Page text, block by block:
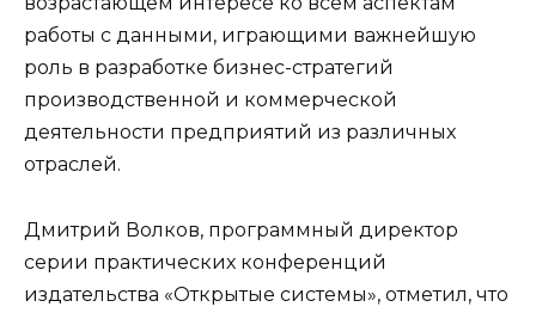
работы с данными, играющими важнейшую
роль в разработке бизнес-стратегий
производственной и коммерческой
деятельности предприятий из различных
отраслей.
Дмитрий Волков, программный директор
серии практических конференций
издательства «Открытые системы», отметил, что